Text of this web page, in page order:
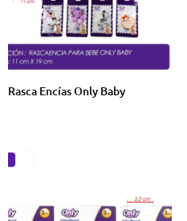
Rasca Encías Only Baby